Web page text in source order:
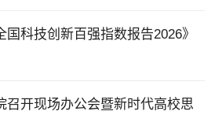
科技创新百强指数报告2026》
召开现场办公会暨新时代高校思